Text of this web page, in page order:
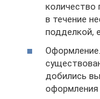
количество
в течение
подделкой,
добились
оформления